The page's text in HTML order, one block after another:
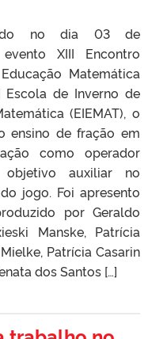
no dia 03 de
XIII Encontro
Matemática
Escola de Inverno de
(EIEMAT), o
ensino de fração em
como operador
auxiliar no
jogo. Foi apresento
por Geraldo
Manske, Patrícia
Patrícia Casarin
dos Santos […]